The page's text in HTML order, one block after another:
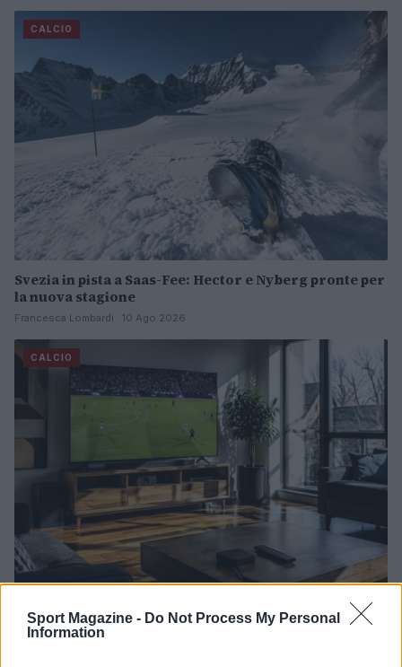
Sport Magazine - Do Not Process My Personal
Information
CALCIO
Svezia in pista a Saas-Fee: Hector e Nyberg pronte per
la nuova stagione
Francesca Lombardi · 10 Ago 2026
CALCIO
Migliori siti streaming calcio legale: guida passo per
passo